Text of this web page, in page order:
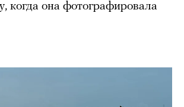
когда она фотографировала